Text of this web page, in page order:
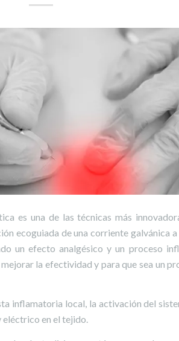
es una de las técnicas más
ecoguiada de una corriente galvánica
un efecto analgésico y un proceso
la efectividad y para que sea un
inflamatoria local, la activación del
eléctrico en el tejido.